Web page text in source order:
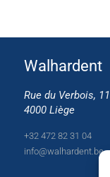
Walhardent
Rue du Verbois, 11
4000 Liège
+32 472 82 31 04
info@walhardent.be